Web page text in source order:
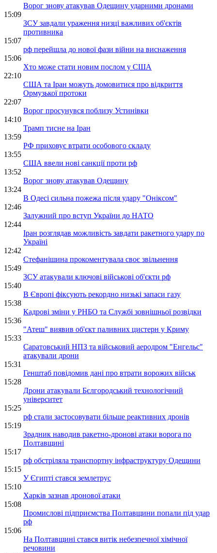
Ворог знову атакував Одещину ударними дронами
15:09
ЗСУ завдали ураження низці важливих об'єктів
противника
15:07
рф перейшла до нової фази війни на виснаження
15:06
Хто може стати новим послом у США
22:10
США та Іран можуть домовитися про відкриття
Ормузької протоки
22:07
Ворог просунувся поблизу Устинівки
14:10
Трамп тисне на Іран
13:59
РФ приховує втрати особового складу
13:55
США ввели нові санкції проти рф
13:52
Ворог знову атакував Одещину
13:24
В Одесі сильна пожежа після удару "Оніксом"
12:46
Залужний про вступ України до НАТО
12:44
Іран розглядав можливість завдати ракетного удару по
Україні
12:42
Стефанішина прокоментувала своє звільнення
15:49
ЗСУ атакували ключові військові об'єкти рф
15:40
В Європі фіксують рекордно низькі запаси газу
15:38
Кадрові зміни у РНБО та Службі зовнішньої розвідки
15:36
"Атеш" виявив об'єкт паливних цистерн у Криму
15:33
Саратовський НПЗ та військовий аеродром "Енгельс"
атакували дрони
15:31
Генштаб повідомив дані про втрати ворожих військ
15:28
Дрони атакували Бєлгородський технологічний
університет
15:25
рф стали застосовувати більше реактивних дронів
15:19
Зрадник наводив ракетно-дронові атаки ворога по
Полтавщині
15:17
рф обстріляла транспортну інфраструктуру Одещини
15:15
У Єгипті стався землетрус
15:10
Харків зазнав дронової атаки
15:08
Промислові підприємства Полтавщини попали під удар
рф
15:06
На Полтавщині стався витік небезпечної хімічної
речовини